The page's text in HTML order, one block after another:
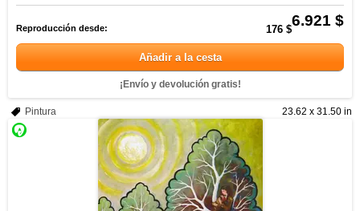
6.921 $
Reproducción desde: 176 $
Añadir a la cesta
¡Envío y devolución gratis!
23.62 x 31.50 in
Pintura